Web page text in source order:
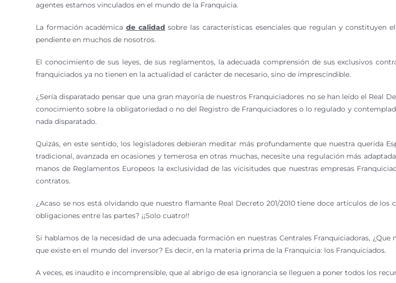
agentes estamos vinculados en el mundo de la Franquicia.
La formación académicade calidad sobre las características esenciales que regulan y constituyen
pendiente en muchos de nosotros.
El conocimiento de sus leyes, de sus reglamentos, la adecuada comprensión de sus exclusivos
franquiciados ya no tienen en la actualidad el carácter de necesario, sino de imprescindible.
¿Sería disparatado pensar que una gran mayoría de nuestros Franquiciadores no se han leído el Real
conocimiento sobre la obligatoriedad o no del Registro de Franquiciadores o lo regulado y
nada disparatado.
Quizás, en este sentido, los legisladores debieran meditar más profundamente que nuestra querida
tradicional, avanzada en ocasiones y temerosa en otras muchas, necesite una regulación más
manos de Reglamentos Europeos la exclusividad de las vicisitudes que nuestras empresas
contratos.
¿Acaso se nos está olvidando que nuestro flamante Real Decreto 201/2010 tiene doce artículos de
obligaciones entre las partes? ¡¡Solo cuatro!!
Si hablamos de la necesidad de una adecuada formación en nuestras Centrales Franquiciadoras,
que existe en el mundo del inversor? Es decir, en la materia prima de la Franquicia: los Franquiciados.
A veces, es inaudito e incomprensible, que al abrigo de esa ignorancia se lleguen a poner todos los